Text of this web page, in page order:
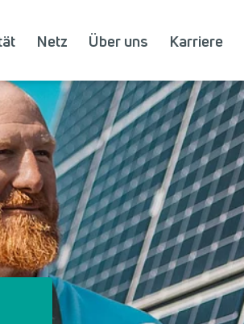
Netz Über uns Karriere